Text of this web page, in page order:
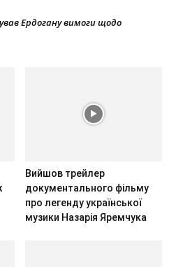
Ердогану вимоги щодо
Вийшов трейлер
документального фільму
про легенду української
музики Назарія Яремчука